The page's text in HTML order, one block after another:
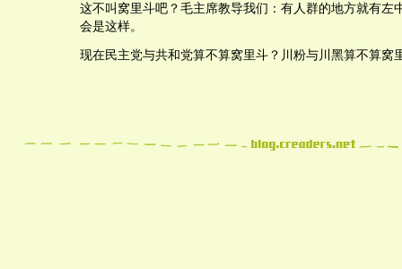
这不叫窝里斗吧？毛主席教导我们：有人群的地方就有左
会是这样。
现在民主党与共和党算不算窝里斗？川粉与川黑算不算窝